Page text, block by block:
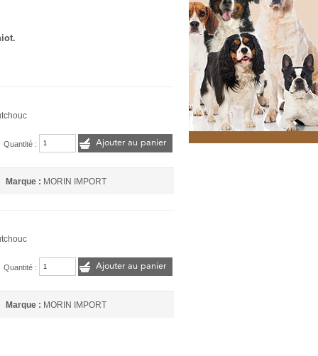
Quantité : Ajouter au panier
Marque : MORIN IMPORT
Quantité : Ajouter au panier
Marque : MORIN IMPORT